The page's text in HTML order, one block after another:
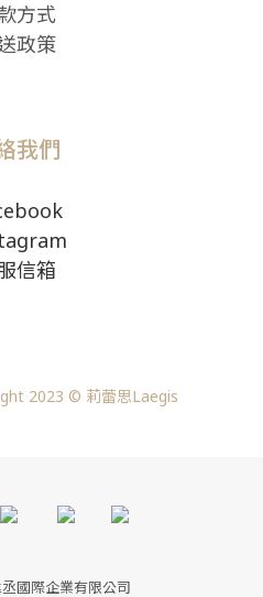
方式
政策
我們
信箱
2023 © 莉蕾思Laegis
國際企業有限公司